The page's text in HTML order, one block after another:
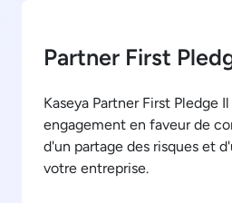
Partner First
Kaseya Partner First Pledge
engagement en faveur de
d'un partage des risques et
votre entreprise.